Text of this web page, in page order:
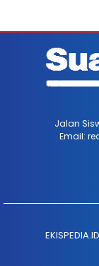
Jalan
Email:
EKISPEDIA.ID